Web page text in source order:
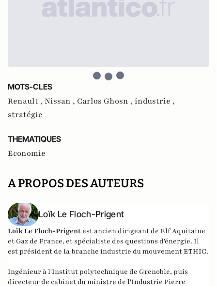
MOTS-CLES
Renault , Nissan , Carlos Ghosn , industrie ,
stratégie
THEMATIQUES
Economie
A PROPOS DES AUTEURS
Loïk Le Floch-Prigent
Loïk Le Floch-Prigent est ancien dirigeant de Elf Aquitaine
et Gaz de France, et spécialiste des questions d'énergie. Il
est président de la branche industrie du mouvement ETHIC.
Ingénieur à l'Institut polytechnique de Grenoble, puis
directeur de cabinet du ministre de l'Industrie Pierre